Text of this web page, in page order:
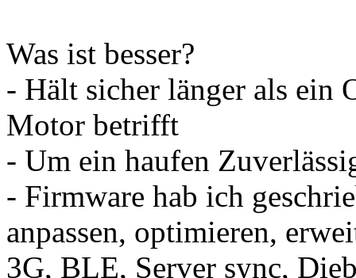
Was ist besser?
- Hält sicher länger als ein
Motor betrifft
- Um ein haufen
- Firmware hab ich
anpassen, optimieren,
3G, BLE, Server sync,